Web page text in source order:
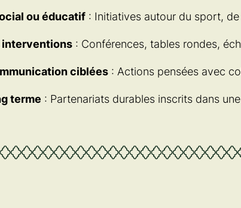
ou éducatif : Initiatives autour du sport,
interventions : Conférences, tables rondes,
ciblées : Actions pensées avec
terme : Partenariats durables inscrits dans